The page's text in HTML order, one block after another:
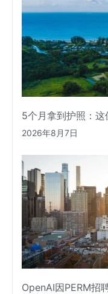
5个月拿到护照：这
2026年8月7日
OpenAI因PERM招